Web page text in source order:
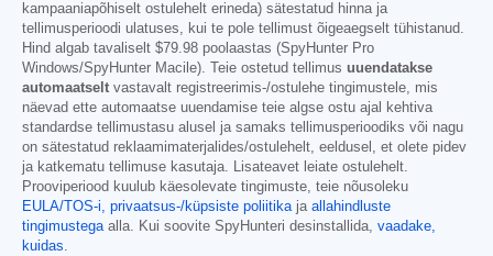
kampaaniapõhiselt ostulehelt erineda) sätestatud hinna ja
tellimusperioodi ulatuses, kui te pole tellimust õigeaegselt tühistanud.
Hind algab tavaliselt $79.98 poolaastas (SpyHunter Pro
Windows/SpyHunter Macile). Teie ostetud tellimus uuendatakse
automaatselt vastavalt registreerimis-/ostulehe tingimustele, mis
näevad ette automaatse uuendamise teie algse ostu ajal kehtiva
standardse tellimustasu alusel ja samaks tellimusperioodiks või nagu
on sätestatud reklaamimaterjalides/ostulehelt, eeldusel, et olete pidev
ja katkematu tellimuse kasutaja. Lisateavet leiate ostulehelt.
Prooviperiood kuulub käesolevate tingimuste, teie nõusoleku
EULA/TOS-i, privaatsus-/küpsiste poliitikaja allahindluste
tingimustegaalla. Kui soovite SpyHunteri desinstallida, vaadake,
kuidas.